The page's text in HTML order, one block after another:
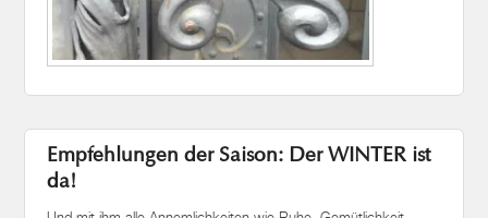
Empfehlungen der Saison: Der WINTER ist
da!